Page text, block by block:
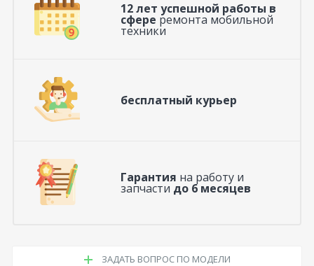
12 лет успешной работы в
сфере ремонта мобильной
техники
бесплатный курьер
Гарантия на работу и
запчасти до 6 месяцев
ЗАДАТЬ ВОПРОС ПО МОДЕЛИ